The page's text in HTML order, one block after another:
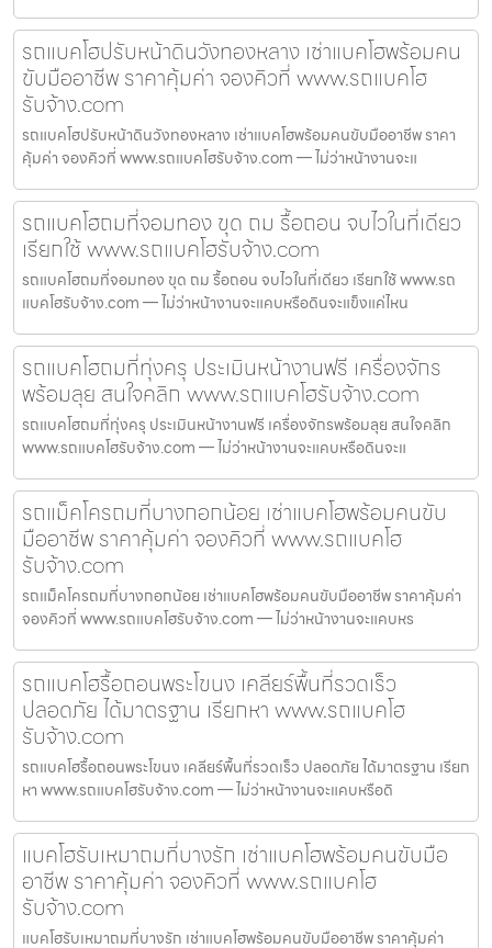
รถแบคโฮปรับหน้าดินวังทองหลาง เช่าแบคโฮพร้อมคน
ขับมืออาชีพ ราคาคุ้มค่า จองคิวที่ www.รถแบคโฮ
รับจ้าง.com
รถแบคโฮปรับหน้าดินวังทองหลาง เช่าแบคโฮพร้อมคนขับมืออาชีพ ราคา
คุ้มค่า จองคิวที่ www.รถแบคโฮรับจ้าง.com — ไม่ว่าหน้างานจะแ
รถแบคโฮถมที่จอมทอง ขุด ถม รื้อถอน จบไวในที่เดียว
เรียกใช้ www.รถแบคโฮรับจ้าง.com
รถแบคโฮถมที่จอมทอง ขุด ถม รื้อถอน จบไวในที่เดียว เรียกใช้ www.รถ
แบคโฮรับจ้าง.com — ไม่ว่าหน้างานจะแคบหรือดินจะแข็งแค่ไหน
รถแบคโฮถมที่ทุ่งครุ ประเมินหน้างานฟรี เครื่องจักร
พร้อมลุย สนใจคลิก www.รถแบคโฮรับจ้าง.com
รถแบคโฮถมที่ทุ่งครุ ประเมินหน้างานฟรี เครื่องจักรพร้อมลุย สนใจคลิก
www.รถแบคโฮรับจ้าง.com — ไม่ว่าหน้างานจะแคบหรือดินจะแ
รถแม็คโครถมที่บางกอกน้อย เช่าแบคโฮพร้อมคนขับ
มืออาชีพ ราคาคุ้มค่า จองคิวที่ www.รถแบคโฮ
รับจ้าง.com
รถแม็คโครถมที่บางกอกน้อย เช่าแบคโฮพร้อมคนขับมืออาชีพ ราคาคุ้มค่า
จองคิวที่ www.รถแบคโฮรับจ้าง.com — ไม่ว่าหน้างานจะแคบหร
รถแบคโฮรื้อถอนพระโขนง เคลียร์พื้นที่รวดเร็ว
ปลอดภัย ได้มาตรฐาน เรียกหา www.รถแบคโฮ
รับจ้าง.com
รถแบคโฮรื้อถอนพระโขนง เคลียร์พื้นที่รวดเร็ว ปลอดภัย ได้มาตรฐาน เรียก
หา www.รถแบคโฮรับจ้าง.com — ไม่ว่าหน้างานจะแคบหรือดิ
แบคโฮรับเหมาถมที่บางรัก เช่าแบคโฮพร้อมคนขับมือ
อาชีพ ราคาคุ้มค่า จองคิวที่ www.รถแบคโฮ
รับจ้าง.com
แบคโฮรับเหมาถมที่บางรัก เช่าแบคโฮพร้อมคนขับมืออาชีพ ราคาคุ้มค่า